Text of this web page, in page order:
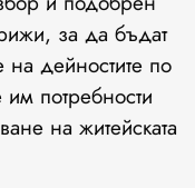
за да бъдат
на дейностите по
потребности
на житейската